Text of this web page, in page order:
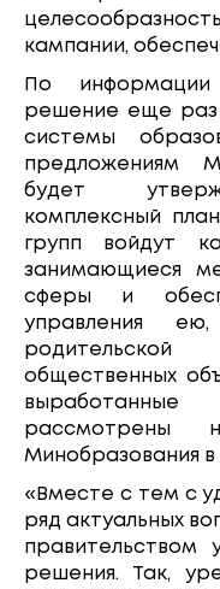
кампании,
По информации
решение еще раз
системы
предложениям
будет
комплексный
групп войдут
занимающиеся
сферы и
управления
общественных
рассмотрены
Минобразования в
«Вместе с тем с
ряд актуальных
решения. Так,